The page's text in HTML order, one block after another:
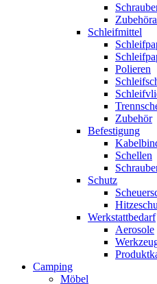
Schleifmittel
Polieren
Zubehör
Befestigung
Schellen
Schutz
Werkstattbedarf
Aerosole
Camping
Möbel